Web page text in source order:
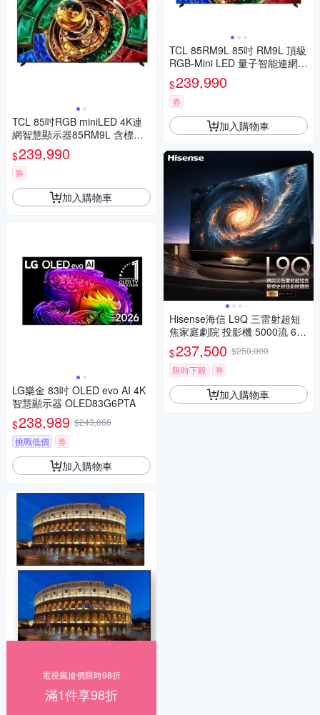
TCL 85吋RGB miniLED 4K連
網智慧顯示器85RM9L 含標準
安裝 送7-11商品卡9400元
$239,990
券
加入購物車
LG樂金 83吋 OLED evo AI 4K
智慧顯示器 OLED83G6PTA
$238,989 $243,866
挑戰低價
券
加入購物車
電視瘋搶價限時98折
滿1件享98折
TCL 85RM9L 85吋 RM9L 頂級
RGB-Mini LED 量子智能連網液
晶顯示器
$239,990
券
加入購物車
Hisense海信 L9Q 三雷射超短
焦家庭劇院 投影機 5000流 6.2.
2聲道帝瓦雷音響
$237,500 $250,000
限時下殺
券
加入購物車